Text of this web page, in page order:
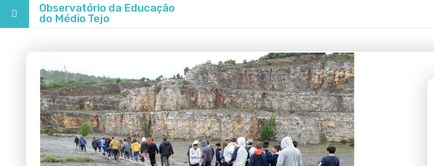
Em Números
Rede Escolar
EDUCA+
Recursos
Observatório da Educação
do Médio Tejo